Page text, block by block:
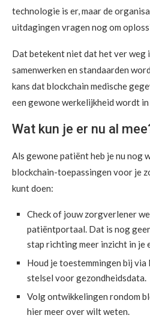
technologie is er, maar de
uitdagingen vragen nog om
Dat betekent niet dat het ver weg
samenwerken en standaarden
kans dat blockchain medische
een gewone werkelijkheid wordt
Wat kun je er nu al
Als gewone patiënt heb je nu nog
blockchain-toepassingen voor je
kunt doen:
Check of jouw zorgverlener
patiëntportaal. Dat is nog
stap richting meer inzicht in je
Houd je toestemmingen bij
stelsel voor gezondheidsdata.
Volg ontwikkelingen rondom
hier meer over wilt weten.